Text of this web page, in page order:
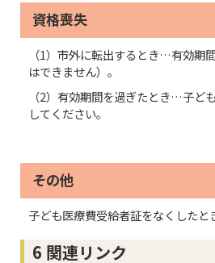
資格喪失
（1）市外に転出するとき…有効期
はできません）。
（2）有効期間を過ぎたとき…子ど
してください。
その他
子ども医療費受給者証をなくした
6 関連リンク